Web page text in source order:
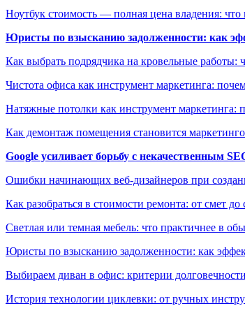
Ноутбук стоимость — полная цена владения: что
Юристы по взысканию задолженности: как
Как выбрать подрядчика на кровельные работы:
Чистота офиса как инструмент маркетинга:
Натяжные потолки как инструмент маркетинга:
Как демонтаж помещения становится
Google усиливает борьбу с некачественным
Ошибки начинающих веб-дизайнеров при
Как разобраться в стоимости ремонта: от смет
Светлая или темная мебель: что практичнее в
Юристы по взысканию задолженности: как
Выбираем диван в офис: критерии
История технологии циклевки: от ручных